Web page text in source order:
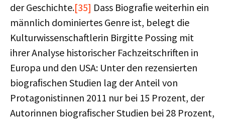
der Geschichte.[35] Dass Biograﬁe weiterhin ein
männlich dominiertes Genre ist, belegt die
Kulturwissenschaftlerin Birgitte Possing mit
ihrer Analyse historischer Fachzeitschriften in
Europa und den USA: Unter den rezensierten
biograﬁschen Studien lag der Anteil von
Protagonistinnen 2011 nur bei 15 Prozent, der
Autorinnen biograﬁscher Studien bei 28 Prozent,